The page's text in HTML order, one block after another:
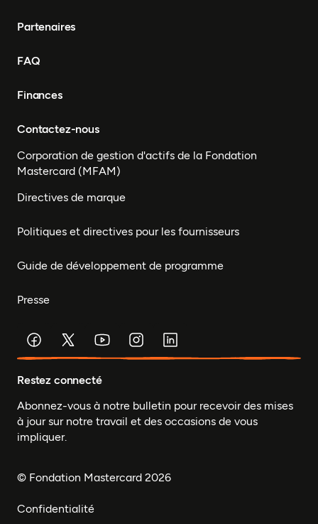
Partenaires
FAQ
Finances
Contactez-nous
Corporation de gestion d'actifs de la Fondation
Mastercard (MFAM)
Directives de marque
Politiques et directives pour les fournisseurs
Guide de développement de programme
Presse
Restez connecté
Abonnez-vous à notre bulletin pour recevoir des mises
à jour sur notre travail et des occasions de vous
impliquer.
© Fondation Mastercard 2026
Confidentialité